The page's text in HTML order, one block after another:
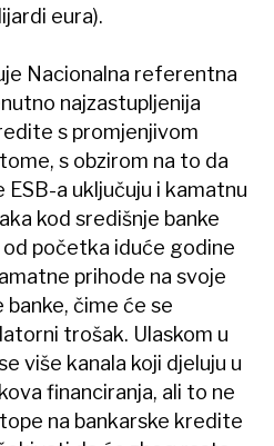
eura).
Nacionalna referentna
najzastupljenija
s promjenjivom
s obzirom na to da
a uključuju i kamatnu
kod središnje banke
početka iduće godine
prihode na svoje
čime će se
trošak. Ulaskom u
više kanala koji djeluju u
financiranja, ali to ne
na bankarske kredite